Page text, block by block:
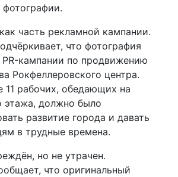
часть рекламной кампании.
что фотография
кампании по продвижению
Рокфеллеровского центра.
11 рабочих, обедающих на
этажа, должно было
развитие города и давать
в трудные времена.
но не утрачен.
что оригинальный